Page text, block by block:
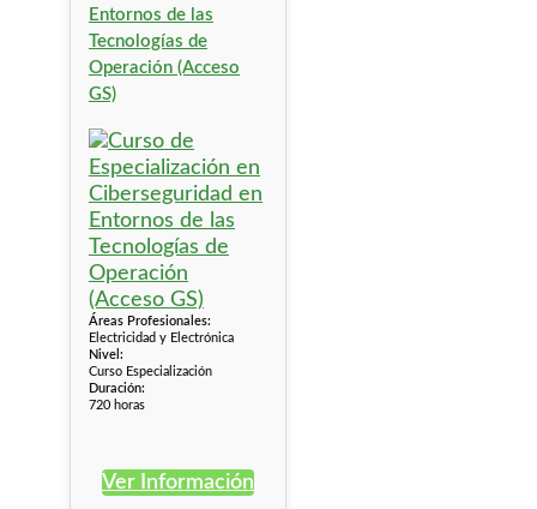
Entornos de las
Tecnologías de
Operación (Acceso
GS)
Áreas Profesionales:
Electricidad y Electrónica
Nivel:
Curso Especialización
Duración:
720 horas
Ver Información